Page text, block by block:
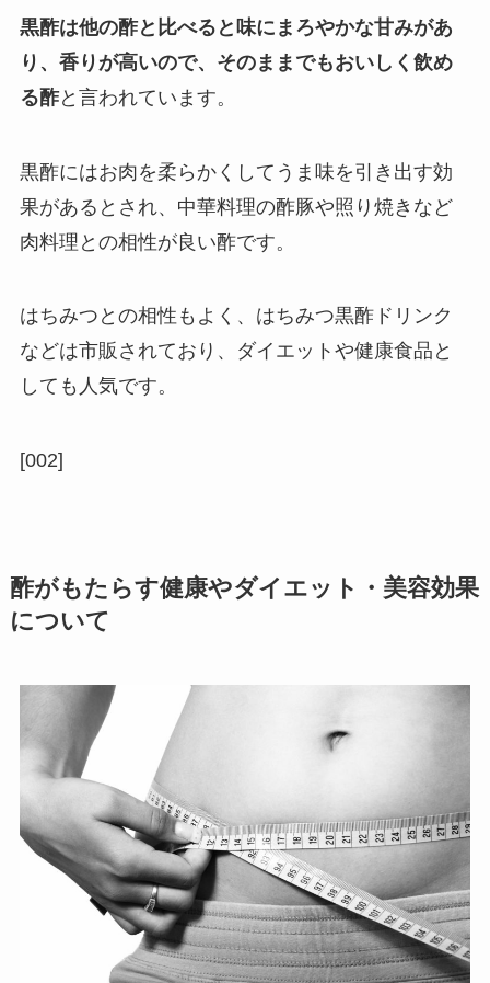
黒酢は他の酢と比べると味にまろやかな甘みがあ
り、香りが高いので、そのままでもおいしく飲め
る酢と言われています。
黒酢にはお肉を柔らかくしてうま味を引き出す効
果があるとされ、中華料理の酢豚や照り焼きなど
肉料理との相性が良い酢です。
はちみつとの相性もよく、はちみつ黒酢ドリンク
などは市販されており、ダイエットや健康食品と
しても人気です。
[002]
酢がもたらす健康やダイエット・美容効果
について